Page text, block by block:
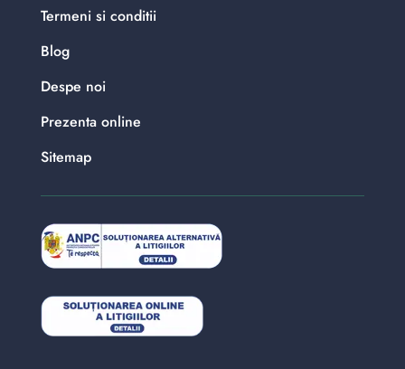
Termeni si conditii
Blog
Despe noi
Prezenta online
Sitemap